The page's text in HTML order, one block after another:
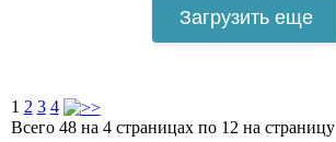
Загрузить еще
1 2 3 4
Всего 48 на 4 страницах по 12 на страницу